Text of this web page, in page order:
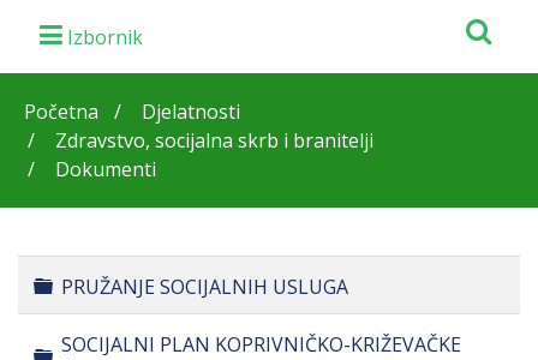
Početna
Djelatnosti
Zdravstvo, socijalna skrb i branitelji
Dokumenti
Folder
PRUŽANJE SOCIJALNIH USLUGA
SOCIJALNI PLAN KOPRIVNIČKO-KRIŽEVAČKE